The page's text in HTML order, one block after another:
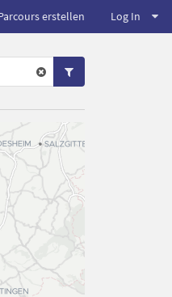
erstellen Log In